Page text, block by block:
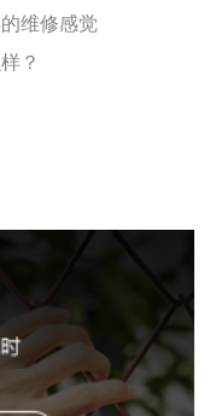
维修感觉
？